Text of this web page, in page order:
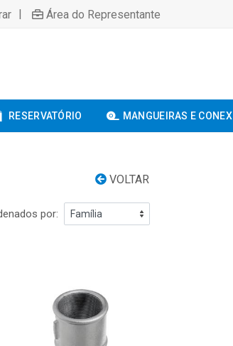
| Área do Representante
RESERVATÓRIO MANGUEIRAS E
VOLTAR
por: